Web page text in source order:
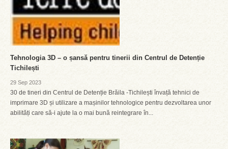
Tehnologia 3D – o șansă pentru tinerii din Centrul de Detenție
Tichilești
29 Sep 2023
30 de tineri din Centrul de Detenție Brăila -Tichilești învață tehnici de
imprimare 3D și utilizare a mașinilor tehnologice pentru dezvoltarea unor
abilități care să-i ajute la o mai bună reintegrare în...